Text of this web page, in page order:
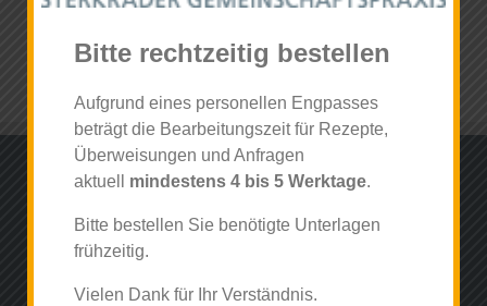
ADRESSE
Steinbrinkstraße 261, 46145 Oberhausen
Fax: 0208 45199086
Bitte rechtzeitig bestellen
Aufgrund eines personellen Engpasses
beträgt die Bearbeitungszeit für Rezepte,
Überweisungen und Anfragen
aktuell mindestens 4 bis 5 Werktage.
Bitte bestellen Sie benötigte Unterlagen
frühzeitig.
Vielen Dank für Ihr Verständnis.